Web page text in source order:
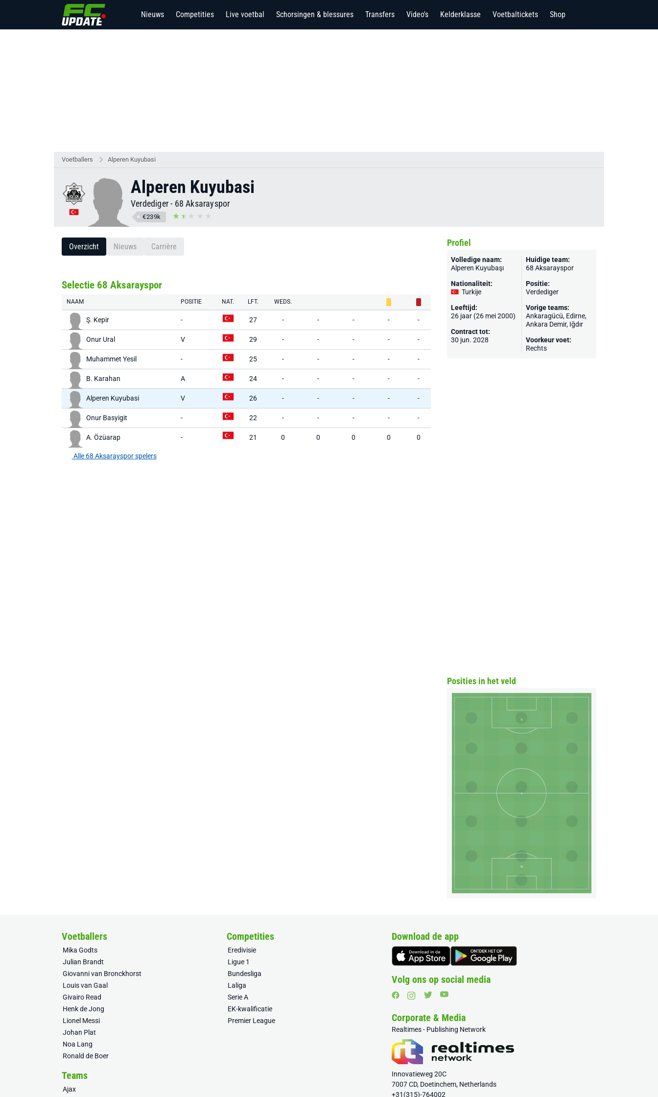
Nieuws Competities Live voetbal Schorsingen & blessures Transfers Video's Kelderklasse Voetbaltickets Shop
Voetballers Alperen Kuyubasi
Alperen Kuyubasi
Verdediger- 68 Aksarayspor
€239k
Overzicht Nieuws Carrière
Selectie 68 Aksarayspor
NAAM POSITIE NAT. LFT. WEDS.
Ş. Kepir - 27 - - - - -
Onur Ural V 29 - - - - -
Muhammet Yesil - 25 - - - - -
B. Karahan A 24 - - - - -
Alperen Kuyubasi V 26 - - - - -
Onur Basyigit - 22 - - - - -
A. Özüarap - 21 0 0 0 0 0
Alle 68 Aksarayspor spelers
Profiel
Volledige naam:
Alperen Kuyubaşı
Nationaliteit:
Turkije
Leeftijd:
26 jaar (26 mei 2000)
Contract tot:
30 jun. 2028
Huidige team:
68 Aksarayspor
Positie:
Verdediger
Vorige teams:
Ankaragücü, Edirne,
Ankara Demir, Iğdır
Voorkeur voet:
Rechts
Posities in het veld
Voetballers
Mika Godts
Julian Brandt
Giovanni van Bronckhorst
Louis van Gaal
Givairo Read
Henk de Jong
Lionel Messi
Johan Plat
Noa Lang
Ronald de Boer
Competities
Eredivisie
Ligue 1
Bundesliga
Laliga
Serie A
EK-kwalificatie
Premier League
Teams
Ajax
Download de app
Volg ons op social media
Corporate & Media
Realtimes - Publishing Network
Innovatieweg 20C
7007 CD, Doetinchem, Netherlands
+31(315)-764002